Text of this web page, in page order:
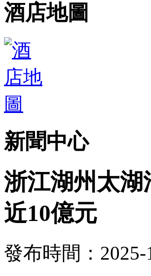
酒店地圖
新聞中心
浙江湖州太
近10億元
發布時間：2025-